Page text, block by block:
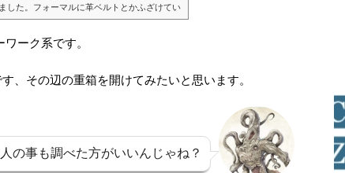
した。フォーマルに革ベルトとかふざけてい
ルトがお似合いみたいです（笑）ベルトを外
時計 ベルト 交換 工具 腕時計 バンド 腕時計
ーク系です。
、その辺の重箱を開けてみたいと思います。
の事も調べた方がいいんじゃね？